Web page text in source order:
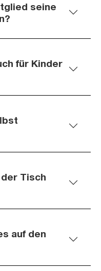
seine
für Kinder
Tisch
auf den